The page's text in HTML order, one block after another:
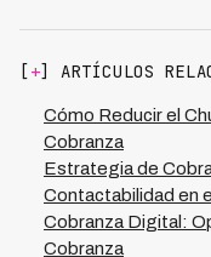
consistencia
país como Kleva,
documentados y
automáticamente a
de cada país,
conformidad
cobranza.
[ +] ARTÍCULOS
Cómo Reducir el
Cobranza
Estrategia de
Contactabilidad en
Cobranza Digital:
Cobranza